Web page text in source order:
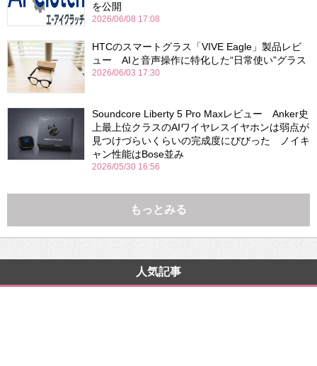
を公開
2026/06/08 17:08
HTCのスマートグラス「VIVE Eagle」製品レビ
ュー AIと音声操作に特化した“日常使い”グラス
2026/06/03 17:30
Soundcore Liberty 5 Pro Maxレビュー Anker史
上最上位クラスのAIワイヤレスイヤホンは弱点が
見つけづらいくらいの完成度にびびった ノイキ
ャン性能はBose並み
2026/05/30 16:56
もっとみる
人気記事